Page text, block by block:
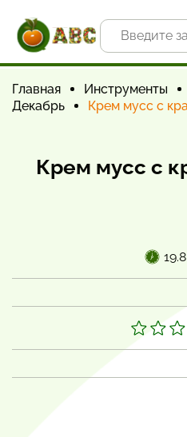
Главная Инструменты
Декабрь
Крем мусс с
Крем мусс с